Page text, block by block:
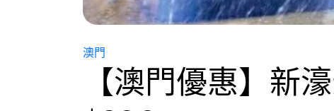
澳門
【澳門優惠】新